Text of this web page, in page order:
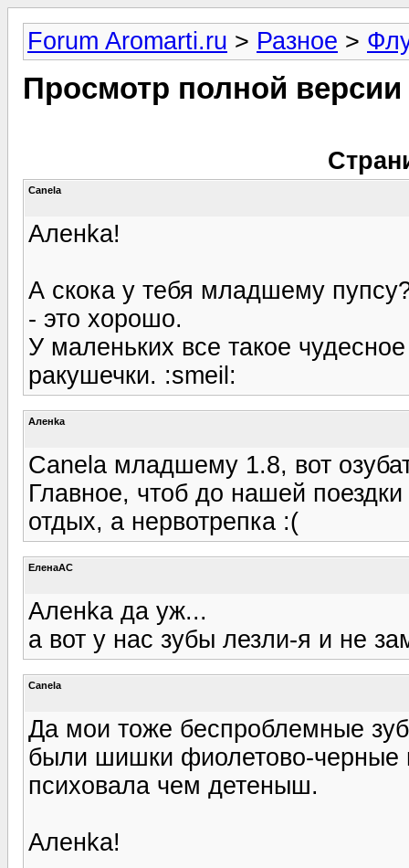
Forum Aromarti.ru > Разное >
Просмотр полной
Canela
Аленka!
А скока у тебя младшему
- это хорошо.
У маленьких все такое
ракушечки. :smeil:
Аленka
Canela младшему 1.8, вот
Главное, чтоб до нашей
отдых, а нервотрепка :(
ЕленаАС
Аленka да уж...
а вот у нас зубы лезли-я и не
Canela
Да мои тоже беспроблемные
были шишки фиолетово-черные
психовала чем детеныш.
Аленka!